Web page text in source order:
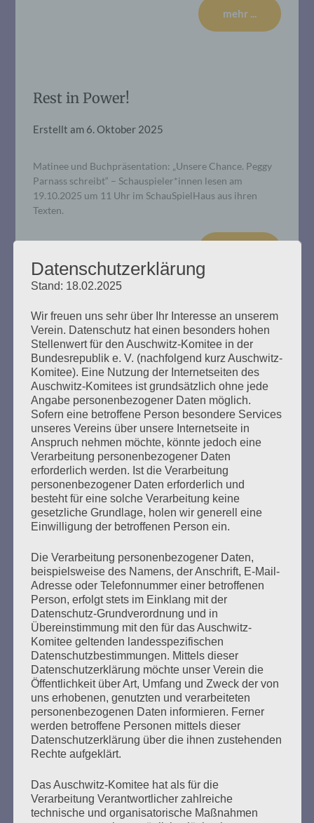
mehr ...
Rest in Power!
Erstellt am 6. Oktober 2025
Matinee und Buchpräsentation: „Unsere Chance. Peggy
Parnass schreibt“ – Schauspieler*innen lesen am
19.10.2025 um 11 Uhr im SchauSpielHaus aus ihren
Texten.
Entschädigung für Holocaustopfer:
Salo Muller gegen die Deutsche
Bahn
Erstellt am7. Mai 2025
Seine Eltern wurden von der Reichsbahn nach Auschwitz
deportiert. Deshalb fordert der Niederländer Salo Muller
Entschädigungen von der Deutschen Bahn. Am 8. Mai
2025, 80 Jahre nach der Befreiung vom NS-Regime: Salo
Muller, 88 Jahre, fordert wieder, gehört zu werden. Am 8.
November 2024 schickte Salo Muller einen Offenen
Brief an den Vorstand der Deutschen Bahn…
mehr ...
Seitennummerierung
der
Beiträge
Zurück 2
Bitte, bitte schweigt nicht, wenn ihr Unrecht seht.
Seid solidarisch! Helft einander! Achtet auf die
Schwächsten!
Bleibt mutig! Ich vertraue auf die Jugend, ich
vertraue auf euch!
Datenschutzerklärung
Stand: 18.02.2025
Wir freuen uns sehr über Ihr Interesse an unserem
Verein. Datenschutz hat einen besonders hohen
Stellenwert für den Auschwitz-Komitee in der
Bundesrepublik e. V. (nachfolgend kurz Auschwitz-
Komitee). Eine Nutzung der Internetseiten des
Auschwitz-Komitees ist grundsätzlich ohne jede
Angabe personenbezogener Daten möglich.
Sofern eine betroffene Person besondere Services
unseres Vereins über unsere Internetseite in
Anspruch nehmen möchte, könnte jedoch eine
Verarbeitung personenbezogener Daten
erforderlich werden. Ist die Verarbeitung
personenbezogener Daten erforderlich und
besteht für eine solche Verarbeitung keine
gesetzliche Grundlage, holen wir generell eine
Einwilligung der betroffenen Person ein.
Die Verarbeitung personenbezogener Daten,
beispielsweise des Namens, der Anschrift, E-Mail-
Adresse oder Telefonnummer einer betroffenen
Person, erfolgt stets im Einklang mit der
Datenschutz-Grundverordnung und in
Übereinstimmung mit den für das Auschwitz-
Komitee geltenden landesspezifischen
Datenschutzbestimmungen. Mittels dieser
Datenschutzerklärung möchte unser Verein die
Öffentlichkeit über Art, Umfang und Zweck der von
uns erhobenen, genutzten und verarbeiteten
personenbezogenen Daten informieren. Ferner
werden betroffene Personen mittels dieser
Datenschutzerklärung über die ihnen zustehenden
Rechte aufgeklärt.
Das Auschwitz-Komitee hat als für die
Verarbeitung Verantwortlicher zahlreiche
technische und organisatorische Maßnahmen